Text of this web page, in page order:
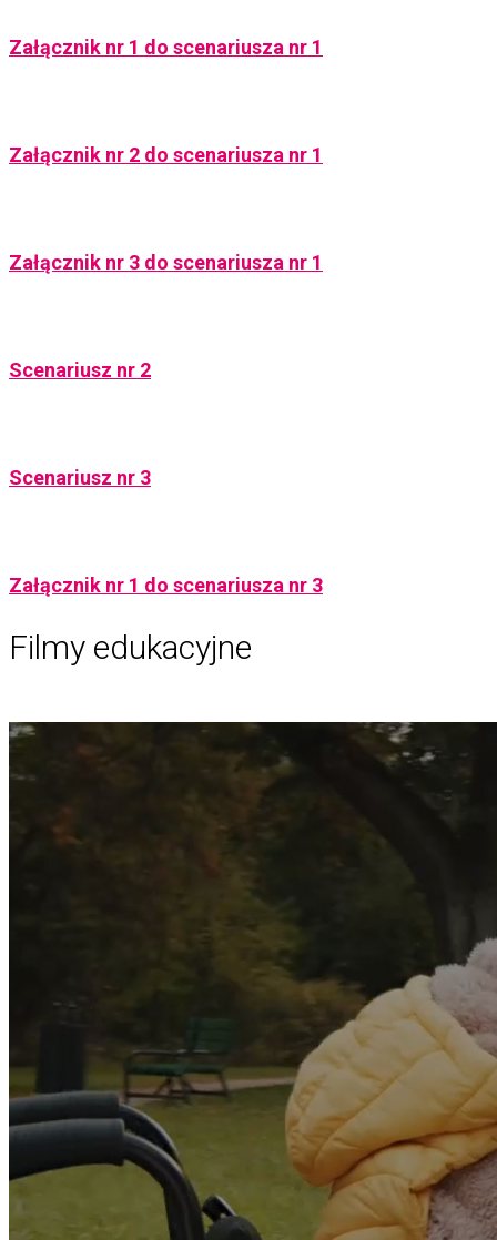
Załącznik nr 1 do scenariusza nr 1
Załącznik nr 2 do scenariusza nr 1
Załącznik nr 3 do scenariusza nr 1
Scenariusz nr 2
Scenariusz nr 3
Załącznik nr 1 do scenariusza nr 3
Filmy edukacyjne